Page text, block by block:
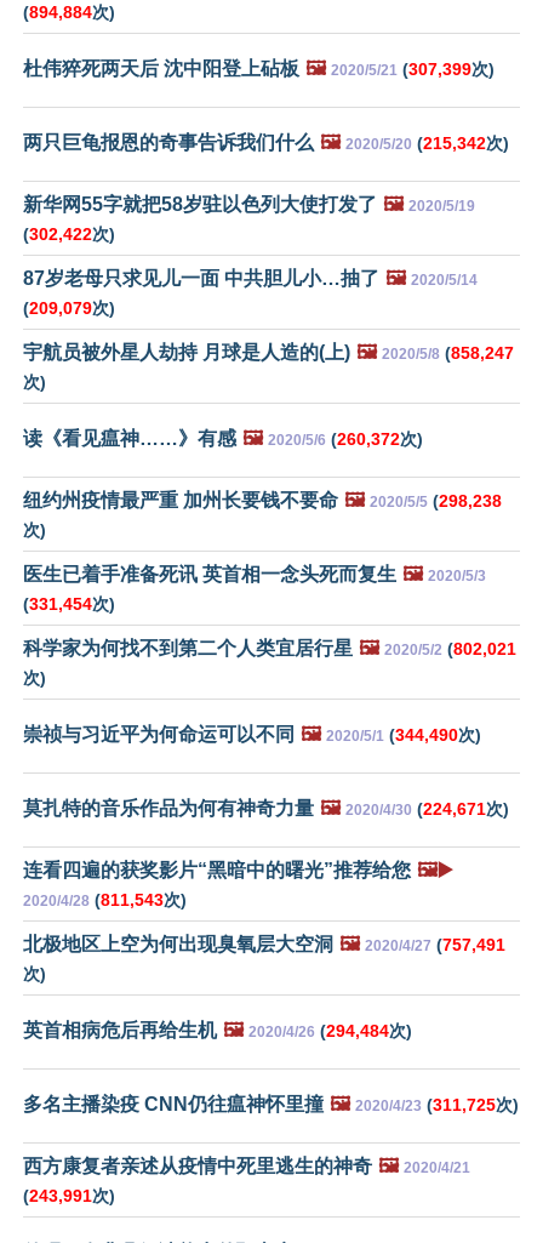
(894,884次)
杜伟猝死两天后 沈中阳登上砧板 🖼️ 2020/5/21 (307,399次)
两只巨龟报恩的奇事告诉我们什么 🖼️ 2020/5/20 (215,342次)
新华网55字就把58岁驻以色列大使打发了 🖼️ 2020/5/19
(302,422次)
87岁老母只求见儿一面 中共胆儿小…抽了 🖼️ 2020/5/14
(209,079次)
宇航员被外星人劫持 月球是人造的(上) 🖼️ 2020/5/8 (858,247
次)
读《看见瘟神……》有感 🖼️ 2020/5/6 (260,372次)
纽约州疫情最严重 加州长要钱不要命 🖼️ 2020/5/5 (298,238
次)
医生已着手准备死讯 英首相一念头死而复生 🖼️ 2020/5/3
(331,454次)
科学家为何找不到第二个人类宜居行星 🖼️ 2020/5/2 (802,021
次)
崇祯与习近平为何命运可以不同 🖼️ 2020/5/1 (344,490次)
莫扎特的音乐作品为何有神奇力量 🖼️ 2020/4/30 (224,671次)
连看四遍的获奖影片“黑暗中的曙光”推荐给您 🖼️▶️
2020/4/28 (811,543次)
北极地区上空为何出现臭氧层大空洞 🖼️ 2020/4/27 (757,491
次)
英首相病危后再给生机 🖼️ 2020/4/26 (294,484次)
多名主播染疫 CNN仍往瘟神怀里撞 🖼️ 2020/4/23 (311,725次)
西方康复者亲述从疫情中死里逃生的神奇 🖼️ 2020/4/21
(243,991次)